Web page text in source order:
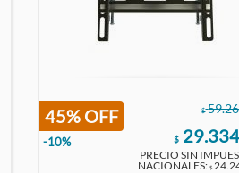
$
45% OFF
-10% $
PRECIO SIN
NACIONALES:$